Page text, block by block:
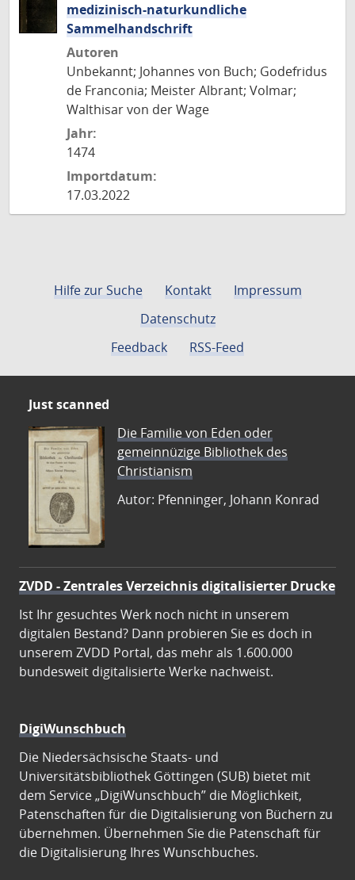
medizinisch-naturkundliche
Sammelhandschrift
Autoren
Unbekannt; Johannes von Buch; Godefridus
de Franconia; Meister Albrant; Volmar;
Walthisar von der Wage
Jahr:
1474
Importdatum:
17.03.2022
Hilfe zur Suche Kontakt
Impressum
Datenschutz
Feedback
RSS-Feed
Just scanned
Die Familie von Eden oder
gemeinnüzige Bibliothek des
Christianism
Autor: Pfenninger, Johann Konrad
ZVDD - Zentrales Verzeichnis digitalisierter Drucke
Ist Ihr gesuchtes Werk noch nicht in unserem
digitalen Bestand? Dann probieren Sie es doch in
unserem ZVDD Portal, das mehr als 1.600.000
bundesweit digitalisierte Werke nachweist.
DigiWunschbuch
Die Niedersächsische Staats- und
Universitätsbibliothek Göttingen (SUB) bietet mit
dem Service „DigiWunschbuch” die Möglichkeit,
Patenschaften für die Digitalisierung von Büchern zu
übernehmen. Übernehmen Sie die Patenschaft für
die Digitalisierung Ihres Wunschbuches.